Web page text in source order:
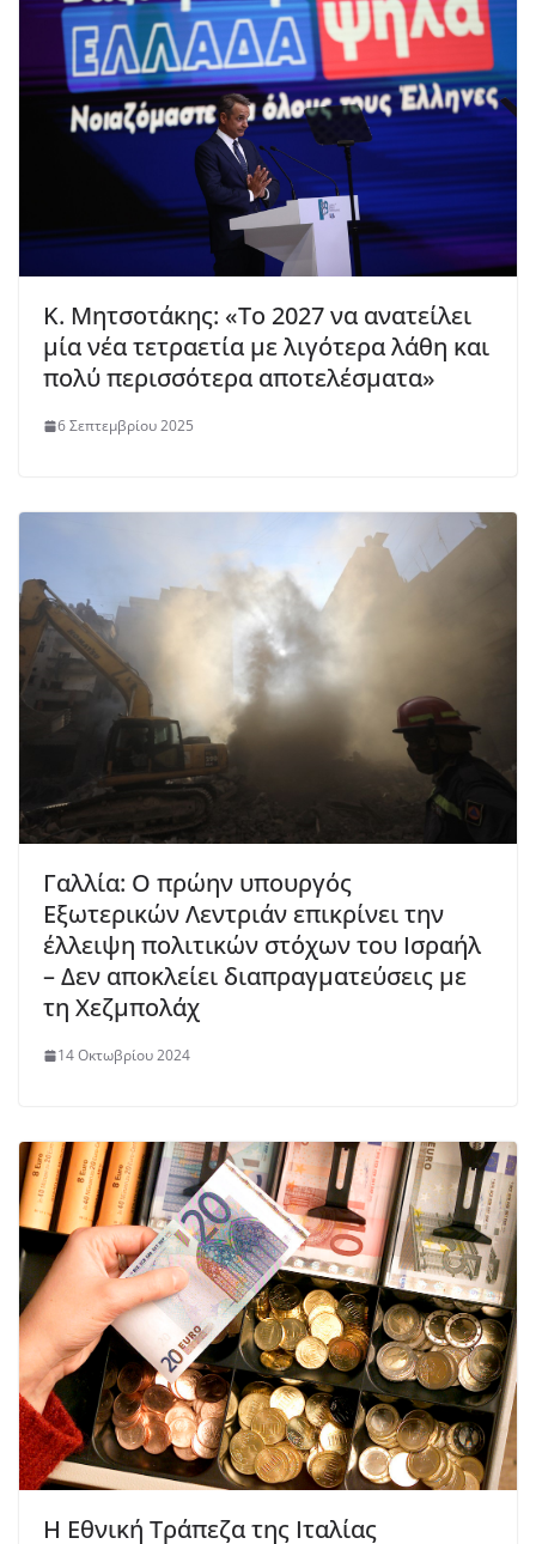
Κ. Μητσοτάκης: «Το 2027 να ανατείλει
μία νέα τετραετία με λιγότερα λάθη και
πολύ περισσότερα αποτελέσματα»
6 Σεπτεμβρίου 2025
Γαλλία: Ο πρώην υπουργός
Εξωτερικών Λεντριάν επικρίνει την
έλλειψη πολιτικών στόχων του Ισραήλ
– Δεν αποκλείει διαπραγματεύσεις με
τη Χεζμπολάχ
14 Οκτωβρίου 2024
Η Εθνική Τράπεζα της Ιταλίας